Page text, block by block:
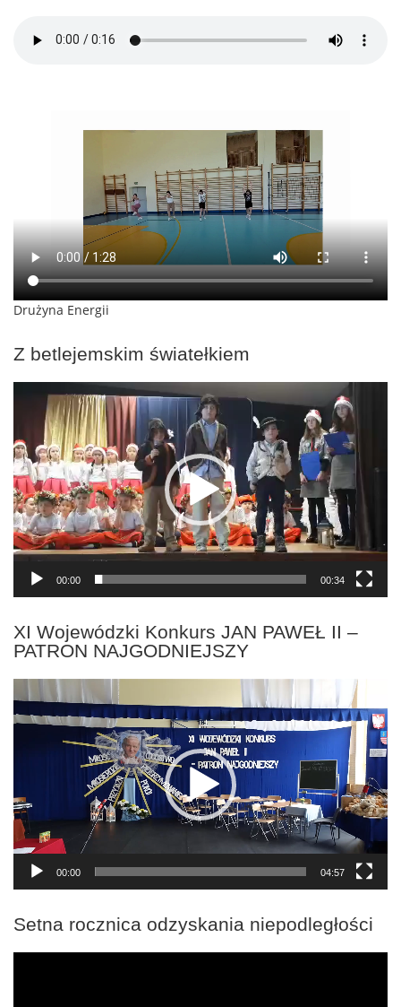
Drużyna Energii
Z betlejemskim światełkiem
Odtwarzacz
00:00 00:34
XI Wojewódzki Konkurs JAN PAWEŁ II –
PATRON NAJGODNIEJSZY
Odtwarzacz
video
00:00 04:57
Setna rocznica odzyskania niepodległości